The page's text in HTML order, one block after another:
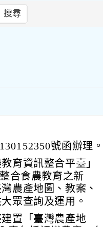
搜尋
號函辦理。
育資訊整合平臺」
合食農教育之新
農產地圖、教案、
眾查詢及運用。
置「臺灣農產地